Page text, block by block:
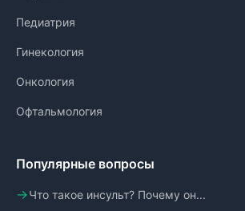
Педиатрия
Гинекология
Онкология
Офтальмология
Популярные вопросы
Что такое инсульт? Почему он...